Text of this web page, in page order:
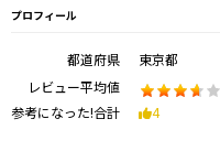
プロフィール
都道府県
東京都
レビュー平均値
参考になった!合計 4